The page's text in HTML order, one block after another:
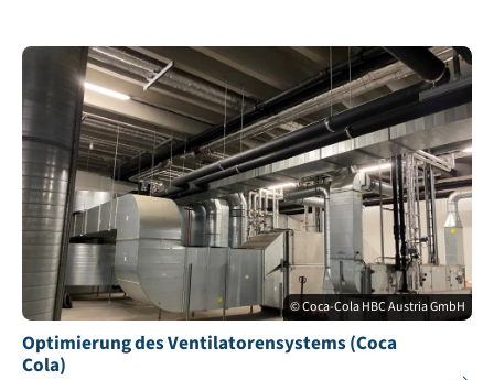
© Coca-Cola HBC Austria GmbH
Optimierung des Ventilatorensystems (Coca
Cola)